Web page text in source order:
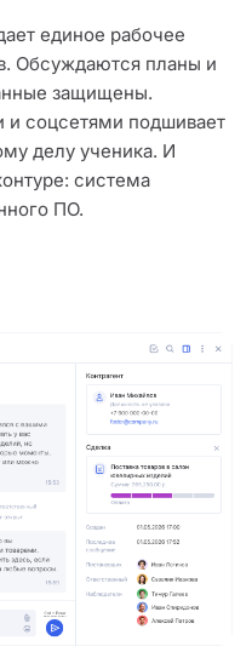
единое рабочее
Обсуждаются планы и
защищены.
соцсетями подшивает
делу ученика. И
система
ПО.